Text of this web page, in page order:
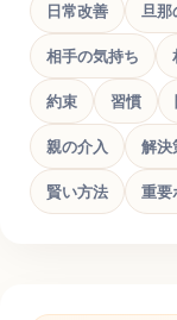
日常改善 旦那
相手の気持ち
約束 習慣
親の介入 解決
賢い方法 重要